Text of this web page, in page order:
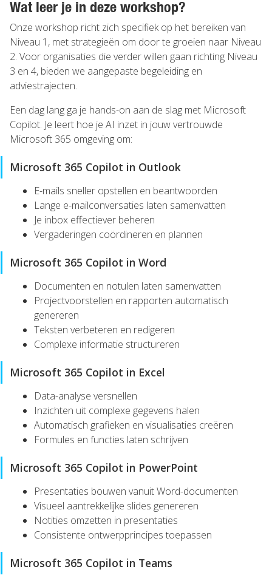
Wat leer je in deze workshop?
Onze workshop richt zich specifiek op het bereiken van
Niveau 1, met strategieën om door te groeien naar Niveau
2. Voor organisaties die verder willen gaan richting Niveau
3 en 4, bieden we aangepaste begeleiding en
adviestrajecten.
Een dag lang ga je hands-on aan de slag met Microsoft
Copilot. Je leert hoe je AI inzet in jouw vertrouwde
Microsoft 365 omgeving om:
Microsoft 365 Copilot in Outlook
E-mails sneller opstellen en beantwoorden
Lange e-mailconversaties laten samenvatten
Je inbox effectiever beheren
Vergaderingen coördineren en plannen
Microsoft 365 Copilot in Word
Documenten en notulen laten samenvatten
Projectvoorstellen en rapporten automatisch
genereren
Teksten verbeteren en redigeren
Complexe informatie structureren
Microsoft 365 Copilot in Excel
Data-analyse versnellen
Inzichten uit complexe gegevens halen
Automatisch grafieken en visualisaties creëren
Formules en functies laten schrijven
Microsoft 365 Copilot in PowerPoint
Presentaties bouwen vanuit Word-documenten
Visueel aantrekkelijke slides genereren
Notities omzetten in presentaties
Consistente ontwerpprincipes toepassen
Microsoft 365 Copilot in Teams